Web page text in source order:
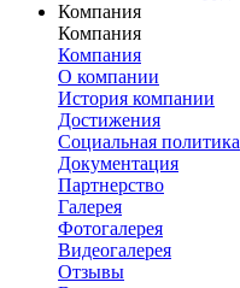
Компания
Компания
Компания
О компании
История компании
Достижения
Социальная политика
Документация
Партнерство
Галерея
Фотогалерея
Видеогалерея
Отзывы